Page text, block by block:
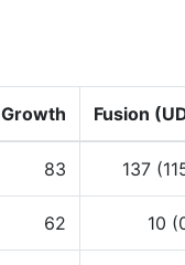
Growth Fusion
83 137
62 10